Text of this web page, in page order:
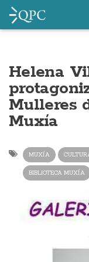
Helena
Mulleres
Muxía
MUXÍA
BIBLIOTECA MUXÍA